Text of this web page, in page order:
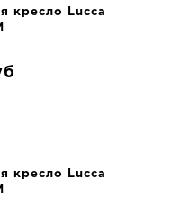
кресло Lucca
кресло Lucca